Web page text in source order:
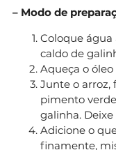
– Modo de
Coloque
caldo de
Aqueça o
Junte o arroz,
pimento
galinha.
Adicione o
finamente,